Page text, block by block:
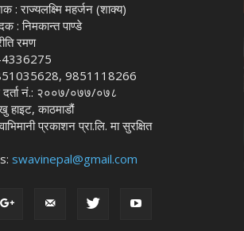
: राज्यलक्ष्मि महर्जन (शाक्य)
: निमकान्त पाण्डे
रमण
4336275
9851118266
दर्ता नं.: २००७/०७७/०७८
हाइट, काठमाडौं
प्रकाशन प्रा.लि. मा सुरक्षित
swavinepal@gmail.com